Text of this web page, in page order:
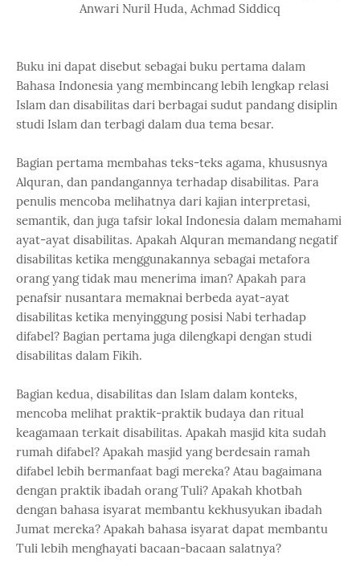
Anwari Nuril Huda, Achmad Siddicq
Buku ini dapat disebut sebagai buku pertama dalam
Bahasa Indonesia yang membincang lebih lengkap relasi
Islam dan disabilitas dari berbagai sudut pandang disiplin
studi Islam dan terbagi dalam dua tema besar.
Bagian pertama membahas teks-teks agama, khususnya
Alquran, dan pandangannya terhadap disabilitas. Para
penulis mencoba melihatnya dari kajian interpretasi,
semantik, dan juga tafsir lokal Indonesia dalam memahami
ayat-ayat disabilitas. Apakah Alquran memandang negatif
disabilitas ketika menggunakannya sebagai metafora
orang yang tidak mau menerima iman? Apakah para
penafsir nusantara memaknai berbeda ayat-ayat
disabilitas ketika menyinggung posisi Nabi terhadap
difabel? Bagian pertama juga dilengkapi dengan studi
disabilitas dalam Fikih.
Bagian kedua, disabilitas dan Islam dalam konteks,
mencoba melihat praktik-praktik budaya dan ritual
keagamaan terkait disabilitas. Apakah masjid kita sudah
rumah difabel? Apakah masjid yang berdesain ramah
difabel lebih bermanfaat bagi mereka? Atau bagaimana
dengan praktik ibadah orang Tuli? Apakah khotbah
dengan bahasa isyarat membantu kekhusyukan ibadah
Jumat mereka? Apakah bahasa isyarat dapat membantu
Tuli lebih menghayati bacaan-bacaan salatnya?